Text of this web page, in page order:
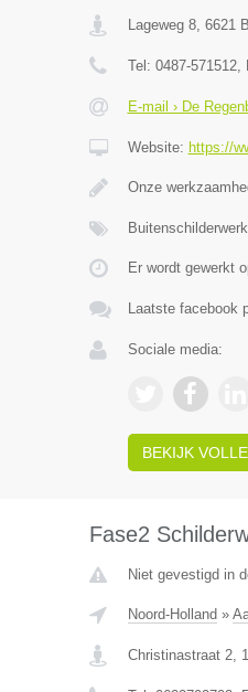
Lageweg 8, 6621
Tel: 0487-571512,
E-mail › De
Website: https://
Onze
Er wordt gewerkt
Laatste facebook
Sociale media:
BEKIJK
Fase2
Niet gevestigd in
Noord-Holland »
Christinastraat 2,